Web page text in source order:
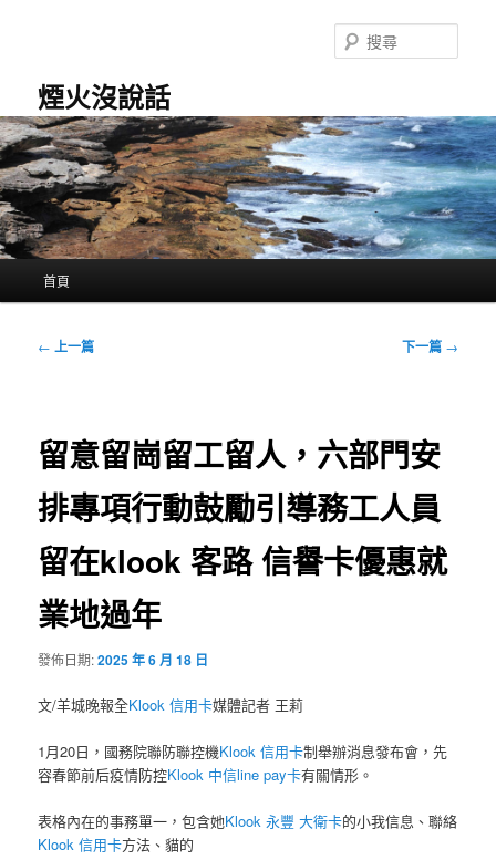
容
煙火沒說話
尋
首頁
文
← 上一篇 下一篇 →
留意留崗留工留人，六部門安
排專項行動鼓勵引導務工人員
留在klook 客路 信譽卡優惠就
業地過年
發佈日期:2025 年 6 月 18 日
文/羊城晚報全Klook 信用卡媒體記者 王莉
1月20日，國務院聯防聯控機Klook 信用卡制舉辦消息發布會，先
容春節前后疫情防控Klook 中信line pay卡有關情形。
表格內在的事務單一，包含她Klook 永豐 大衛卡的小我信息、聯絡
Klook 信用卡方法、貓的